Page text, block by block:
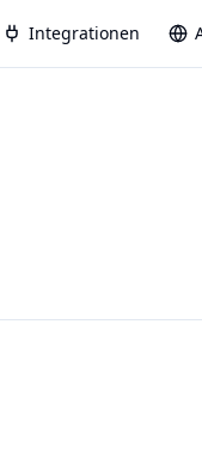
Integrationen